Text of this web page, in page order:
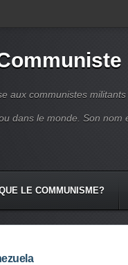
aux communistes
dans le monde. Son nom
LE COMMUNISME?